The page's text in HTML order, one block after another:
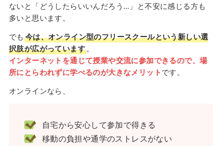
ないと「どうしたらいいんだろう…」と不安に感じる方も
多いと思います。
でも 今は、オンライン型のフリースクールという新しい選
択肢が広がっています。
インターネットを通じて授業や交流に参加できるので、場
所にとらわれずに学べるのが大きなメリット です。
オンラインなら、
自宅から安心して参加で得きる
移動の負担や通学のストレスがない